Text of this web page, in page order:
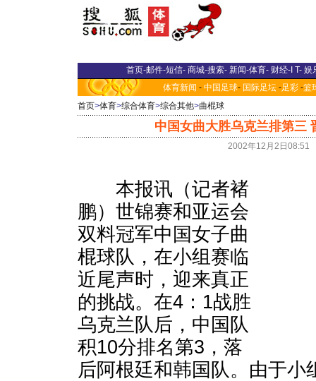
首页-邮件-短信- 商城-搜索- 新闻-体育- 财经-I T- 娱
体育新闻 - 中国足球- 国际足坛 -足彩 -篮
首页>体育>综合体育>综合其他>曲棍球
中国女曲大胜乌克兰排第三
2002年12月2日08:51
本报讯（记者褚
鹏）世锦赛和亚运会
双料冠军中国女子曲
棍球队，在小组赛临
近尾声时，迎来真正
的挑战。在4：1战胜
乌克兰队后，中国队
积10分排名第3，落
后阿根廷和韩国队。由于小